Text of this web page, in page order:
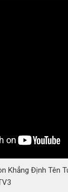
Khẳng Định Tên